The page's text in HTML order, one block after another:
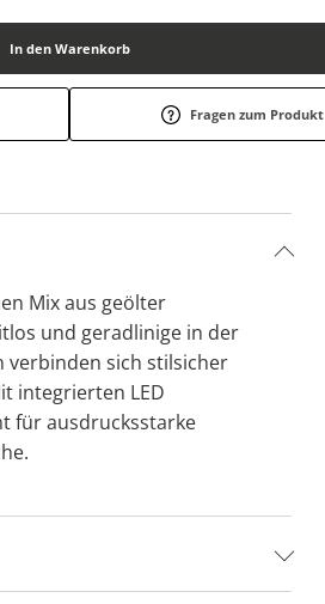
In den Warenkorb
Fragen zum Produkt
Mix aus geölter
und geradlinige in der
verbinden sich stilsicher
integrierten LED
für ausdrucksstarke